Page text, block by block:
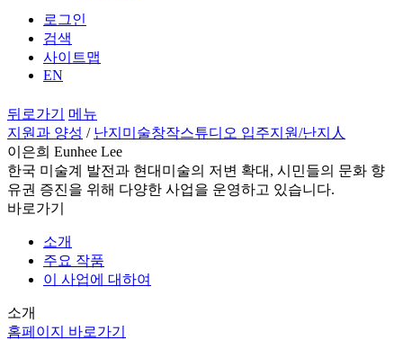
로그인
검색
사이트맵
EN
뒤로가기
메뉴
지원과 양성 / 난지미술창작스튜디오 입주지원/난지人
이은희 Eunhee Lee
한국 미술계 발전과 현대미술의 저변 확대, 시민들의 문화 향
유권 증진을 위해 다양한 사업을 운영하고 있습니다.
바로가기
소개
주요 작품
이 사업에 대하여
소개
홈페이지 바로가기